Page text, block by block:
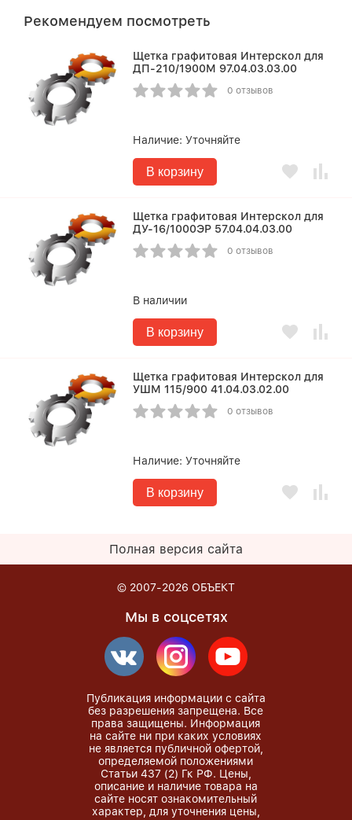
Рекомендуем посмотреть
Щетка графитовая Интерскол для
ДП-210/1900М 97.04.03.03.00
0 отзывов
Наличие:Уточняйте
В корзину
Щетка графитовая Интерскол для
ДУ-16/1000ЭР 57.04.04.03.00
0 отзывов
В наличии
В корзину
Щетка графитовая Интерскол для
УШМ 115/900 41.04.03.02.00
0 отзывов
Наличие:Уточняйте
В корзину
Полная версия сайта
© 2007-2026 ОБЪЕКТ
Мы в соцсетях
Публикация информации с сайта
без разрешения запрещена. Все
права защищены. Информация
на сайте ни при каких условиях
не является публичной офертой,
определяемой положениями
Статьи 437 (2) Гк РФ. Цены,
описание и наличие товара на
сайте носят ознакомительный
характер, для уточнения цены,